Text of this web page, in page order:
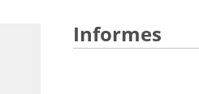
Informes